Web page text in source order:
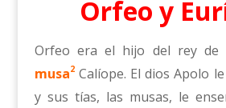
Orfeo y
Orfeo era el hijo del rey de
musa2Calíope. El dios Apolo
y sus tías, las musas, le